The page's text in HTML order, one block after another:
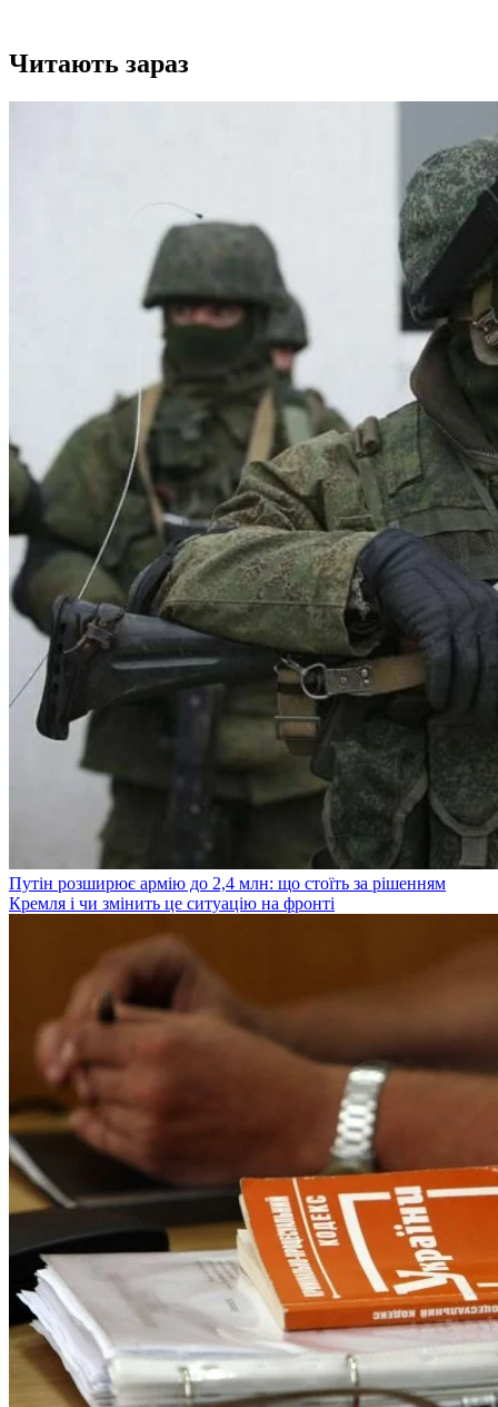
Читають зараз
Путін розширює армію до 2,4 млн: що стоїть за рішенням
Кремля і чи змінить це ситуацію на фронті